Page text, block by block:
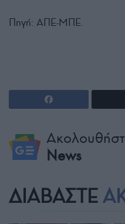
Πηγή: ΑΠΕ-ΜΠΕ.
News
ΔΙΑΒΑΣΤΕ